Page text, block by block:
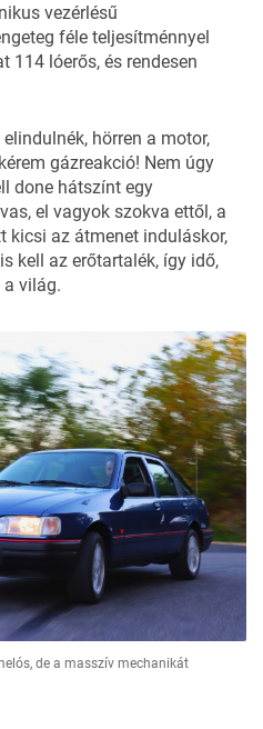
vezérlésű
féle teljesítménnyel
114 lóerős, és rendesen
hörren a motor,
gázreakció! Nem úgy
done hátszínt egy
el vagyok szokva ettől, a
kicsi az átmenet induláskor,
kell az erőtartalék, így idő,
a világ.
de a masszív mechanikát